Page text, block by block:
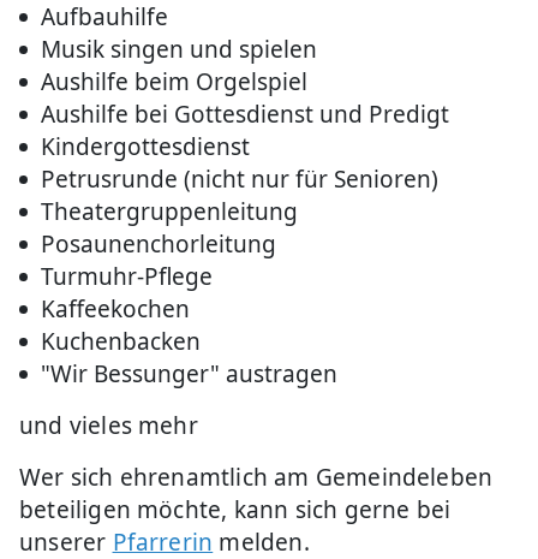
Aufbauhilfe
Musik singen und spielen
Aushilfe beim Orgelspiel
Aushilfe bei Gottesdienst und Predigt
Kindergottesdienst
Petrusrunde (nicht nur für Senioren)
Theatergruppenleitung
Posaunenchorleitung
Turmuhr-Pflege
Kaffeekochen
Kuchenbacken
"Wir Bessunger" austragen
und vieles mehr
Wer sich ehrenamtlich am Gemeindeleben
beteiligen möchte, kann sich gerne bei
unserer Pfarrerin melden.